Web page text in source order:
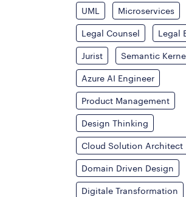
UML Microservices
Legal Counsel Legal
Jurist Semantic
Azure AI Engineer
Product Management
Design Thinking
Cloud Solution Architect
Domain Driven Design
Digitale Transformation